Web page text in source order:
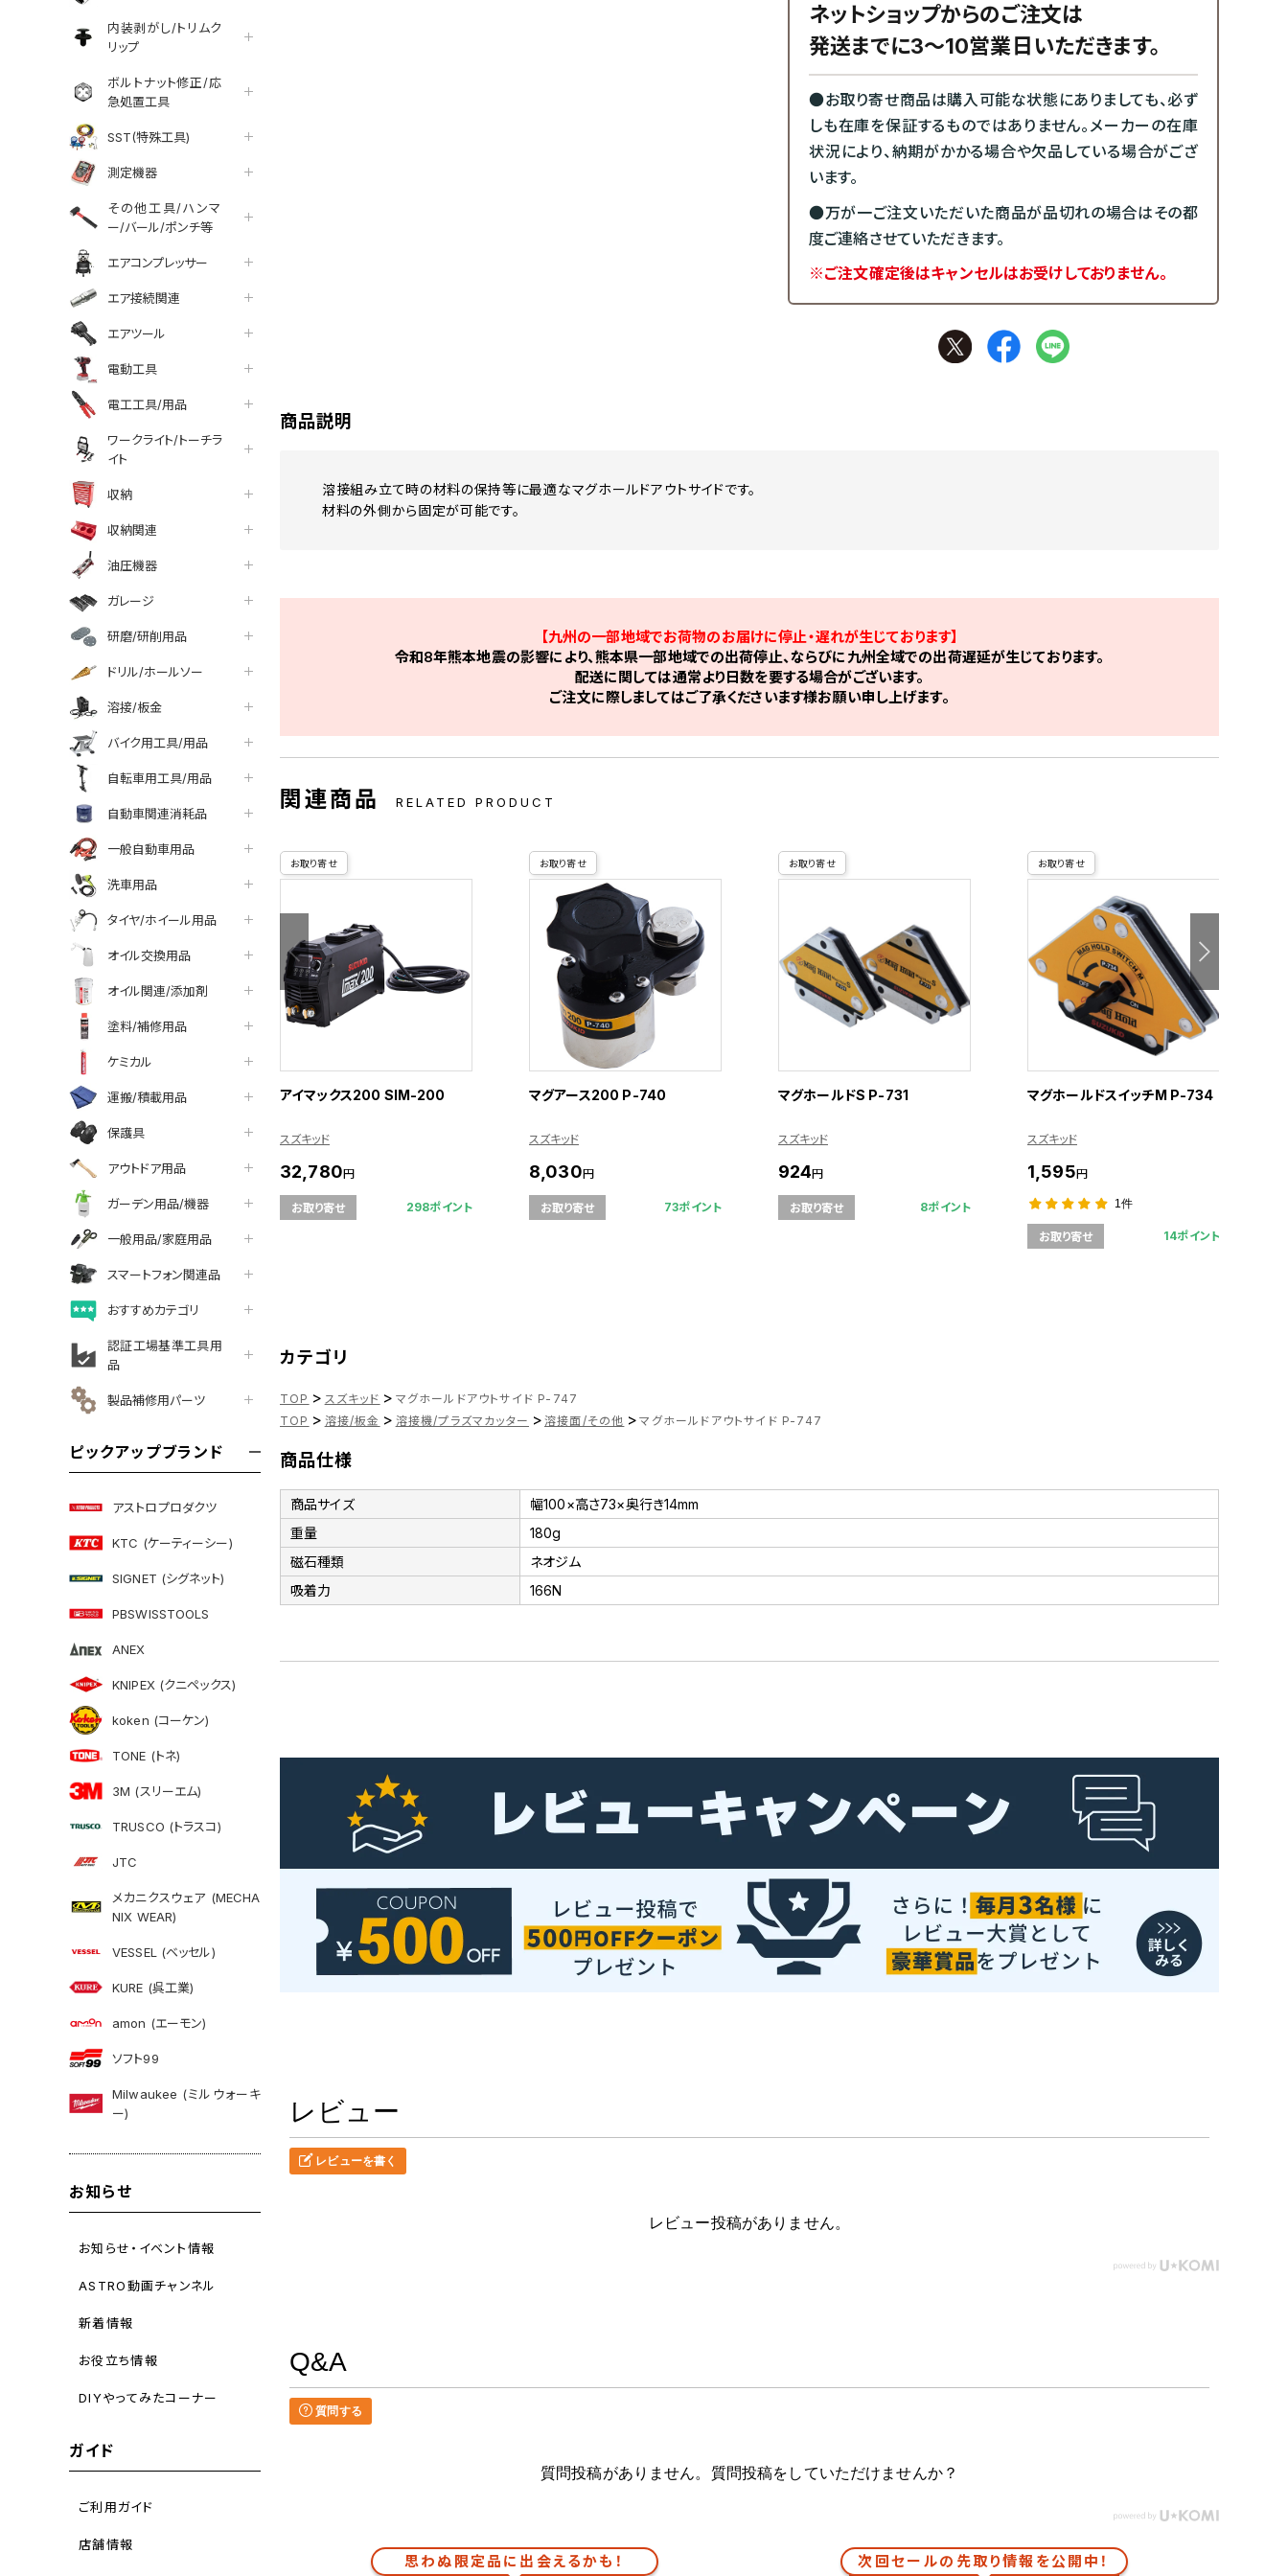
内装剥がし/トリムク
リップ
ボルトナット修正/応
急処置工具
SST(特殊工具)
測定機器
その他工具/ハンマ
ー/バール/ポンチ等
エアコンプレッサー
エア接続関連
エアツール
電動工具
電工工具/用品
ワークライト/トーチラ
イト
収納
収納関連
油圧機器
ガレージ
研磨/研削用品
ドリル/ホールソー
溶接/板金
バイク用工具/用品
自転車用工具/用品
自動車関連消耗品
一般自動車用品
洗車用品
タイヤ/ホイール用品
オイル交換用品
オイル関連/添加剤
塗料/補修用品
ケミカル
運搬/積載用品
保護具
アウトドア用品
ガーデン用品/機器
一般用品/家庭用品
スマートフォン関連品
おすすめカテゴリ
認証工場基準工具用
品
製品補修用パーツ
ピックアップブランド
アストロプロダクツ
KTC (ケーティーシー)
SIGNET (シグネット)
PBSWISSTOOLS
ANEX
KNIPEX (クニペックス)
koken (コーケン)
TONE (トネ)
3M (スリーエム)
TRUSCO (トラスコ)
JTC
メカニクスウェア (MECHA
NIX WEAR)
VESSEL (ベッセル)
KURE (呉工業)
amon (エーモン)
ソフト99
Milwaukee (ミルウォーキ
ー)
お知らせ
お知らせ・イベント情報
ASTRO動画チャンネル
新着情報
お役立ち情報
DIYやってみたコーナー
ガイド
ご利用ガイド
店舗情報
ネットショップからのご注文は
発送までに3～10営業日いただきます。
●お取り寄せ商品は購入可能な状態にありましても、必ず
しも在庫を保証するものではありません。メーカーの在庫
状況により、納期がかかる場合や欠品している場合がござ
います。
●万が一ご注文いただいた商品が品切れの場合はその都
度ご連絡させていただきます。
※ご注文確定後はキャンセルはお受けしておりません。
facebook
line
商品説明
溶接組み立て時の材料の保持等に最適なマグホールドアウトサイドです。
材料の外側から固定が可能です。
【九州の一部地域でお荷物のお届けに停止・遅れが生じております】
令和8年熊本地震の影響により、熊本県一部地域での出荷停止、ならびに九州全域での出荷遅延が生じております。
配送に関しては通常より日数を要する場合がございます。
ご注文に際しましてはご了承くださいます様お願い申し上げます。
関連商品 RELATED PRODUCT
お取り寄せ
アイマックス200 SIM-200
スズキッド
32,780円
お取り寄せ 298ポイント
お取り寄せ
マグアース200 P-740
スズキッド
8,030円
お取り寄せ 73ポイント
お取り寄せ
マグホールドS P-731
スズキッド
924円
お取り寄せ 8ポイント
お取り寄せ
マグホールドスイッチM P-734
スズキッド
1,595円
1件
お取り寄せ 14ポイント
カテゴリ
TOP > スズキッド > マグホールドアウトサイド P-747
TOP > 溶接/板金 > 溶接機/プラズマカッター > 溶接面/その他 > マグホールドアウトサイド P-747
商品仕様
商品サイズ
幅100×高さ73×奥行き14mm
重量
180g
磁石種類
ネオジム
吸着力
166N
レビュー
レビューを書く
レビュー投稿がありません。
Q&A
質問する
質問投稿がありません。質問投稿をしていただけませんか？
思わぬ限定品に出会えるかも！ 次回セールの先取り情報を公開中！